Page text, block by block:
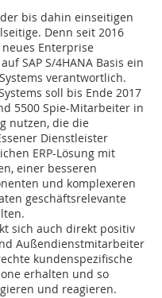
bis dahin einseitigen
Denn seit 2016
Enterprise
SAP S/4HANA Basis ein
verantwortlich.
soll bis Ende 2017
5500 Spie-Mitarbeiter in
nutzen, die die
Dienstleister
ERP-Lösung mit
einer besseren
und komplexeren
geschäftsrelevante
sich auch direkt positiv
Außendienstmitarbeiter
kundenspezifische
erhalten und so
und reagieren.